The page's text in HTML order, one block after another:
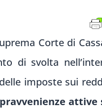
Corte di
di svolta
imposte sui